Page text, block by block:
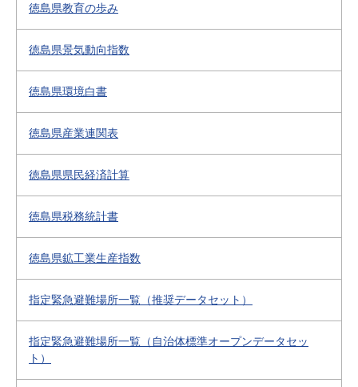
徳島県教育の歩み
徳島県景気動向指数
徳島県環境白書
徳島県産業連関表
徳島県県民経済計算
徳島県税務統計書
徳島県鉱工業生産指数
指定緊急避難場所一覧（推奨データセット）
指定緊急避難場所一覧（自治体標準オープンデータセッ
ト）